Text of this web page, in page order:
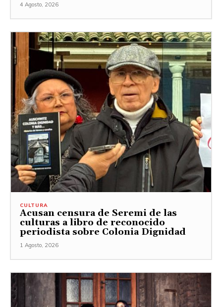
4 Agosto, 2026
CULTURA
Acusan censura de Seremi de las
culturas a libro de reconocido
periodista sobre Colonia Dignidad
1 Agosto, 2026